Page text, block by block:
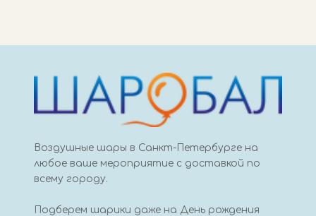
Воздушные шары в Санкт-Петербурге на
любое ваше мероприятие с доставкой по
всему городу.
Подберем шарики даже на День рождения